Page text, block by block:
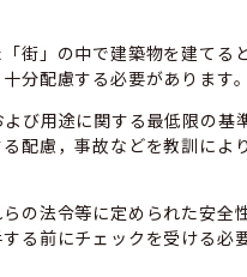
街」の中で建築物を建てる
分配慮する必要があります。
び用途に関する最低限の基
配慮，事故などを教訓によ
の法令等に定められた安全
る前にチェックを受ける必